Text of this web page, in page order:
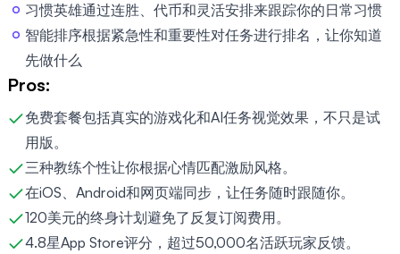
习惯英雄通过连胜、代币和灵活安排来跟踪你的日常习惯
智能排序根据紧急性和重要性对任务进行排名，让你知道
先做什么
Pros:
免费套餐包括真实的游戏化和AI任务视觉效果，不只是试
用版。
三种教练个性让你根据心情匹配激励风格。
在iOS、Android和网页端同步，让任务随时跟随你。
120美元的终身计划避免了反复订阅费用。
4.8星App Store评分，超过50,000名活跃玩家反馈。